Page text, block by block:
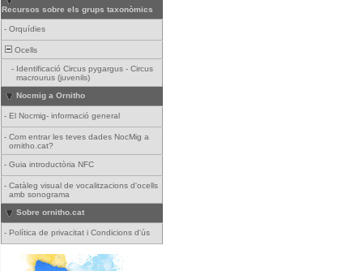
Recursos sobre els grups taxonòmics
- Orquídies
Ocells
- Identificació Circus pygargus - Circus
macrourus (juvenils)
Nocmig a Ornitho
- El Nocmig- informació general
- Com entrar les teves dades NocMig a
ornitho.cat?
- Guia introductòria NFC
- Catàleg visual de vocalitzacions d'ocells
amb sonograma
Sobre ornitho.cat
- Política de privacitat i Condicions d'ús